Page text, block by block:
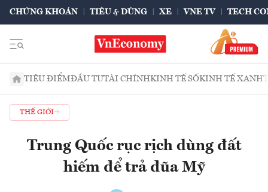
CHỨNG KHOÁN TIÊU & DÙNG XE VNE TV TECH
TIÊU ĐIỂMĐẦU TƯTÀI CHÍNHKINH TẾ SỐKINH TẾ XANH
THẾ GIỚI
Trung Quốc rục rịch dùng đất
hiếm để trả đũa Mỹ